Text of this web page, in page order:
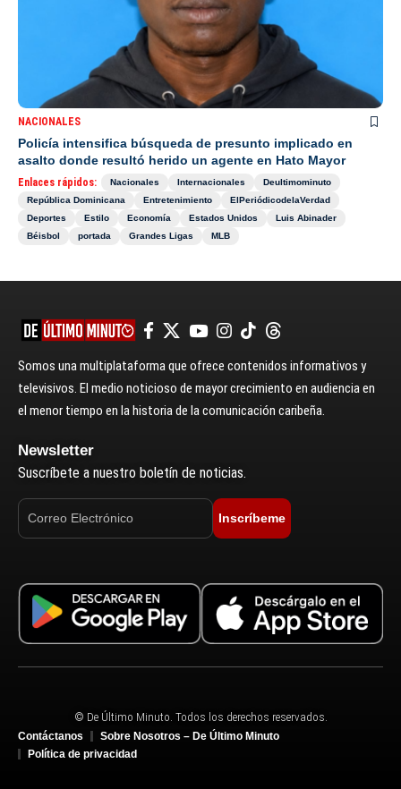
NACIONALES
Policía intensifica búsqueda de presunto implicado en
asalto donde resultó herido un agente en Hato Mayor
Enlaces rápidos: Nacionales Internacionales
Deultimominuto
República Dominicana
Entretenimiento
ElPeriódicodelaVerdad
Deportes
Estilo Economía Estados Unidos
Luis Abinader
Béisbol
portada Grandes Ligas MLB
Somos una multiplataforma que ofrece contenidos informativos y
televisivos. El medio noticioso de mayor crecimiento en audiencia en
el menor tiempo en la historia de la comunicación caribeña.
Newsletter
Suscríbete a nuestro boletín de noticias.
Inscríbeme
© De Último Minuto. Todos los derechos reservados.
Contáctanos
Sobre Nosotros – De Último Minuto
Política de privacidad